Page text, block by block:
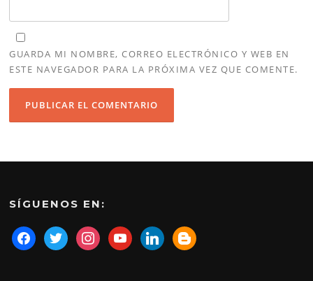
GUARDA MI NOMBRE, CORREO ELECTRÓNICO Y WEB EN
ESTE NAVEGADOR PARA LA PRÓXIMA VEZ QUE COMENTE.
SÍGUENOS EN: